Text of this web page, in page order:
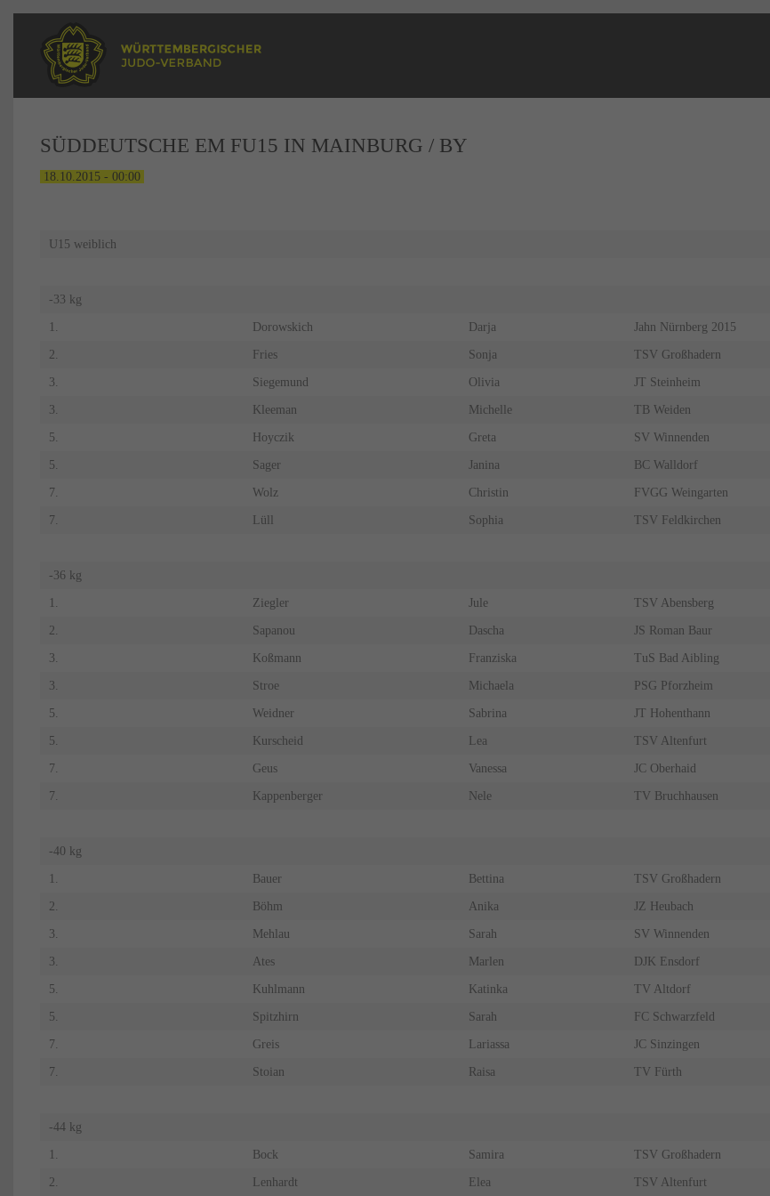
SÜDDEUTSCHE EM FU15 IN MAINBURG / BY
18.10.2015 - 00:00
U15 weiblich
-33 kg
1. Dorowskich Darja Jahn Nürnberg 2015
2. Fries Sonja TSV Großhadern
3. Siegemund Olivia JT Steinheim
3. Kleeman Michelle TB Weiden
5. Hoyczik Greta SV Winnenden
5. Sager Janina BC Walldorf
7. Wolz Christin FVGG Weingarten
7. Lüll Sophia TSV Feldkirchen
-36 kg
1. Ziegler Jule TSV Abensberg
2. Sapanou Dascha JS Roman Baur
3. Koßmann Franziska TuS Bad Aibling
3. Stroe Michaela PSG Pforzheim
5. Weidner Sabrina JT Hohenthann
5. Kurscheid Lea TSV Altenfurt
7. Geus Vanessa JC Oberhaid
7. Kappenberger Nele TV Bruchhausen
-40 kg
1. Bauer Bettina TSV Großhadern
2. Böhm Anika JZ Heubach
3. Mehlau Sarah SV Winnenden
3. Ates Marlen DJK Ensdorf
5. Kuhlmann Katinka TV Altdorf
5. Spitzhirn Sarah FC Schwarzfeld
7. Greis Lariassa JC Sinzingen
7. Stoian Raisa TV Fürth
-44 kg
1. Bock Samira TSV Großhadern
2. Lenhardt Elea TSV Altenfurt